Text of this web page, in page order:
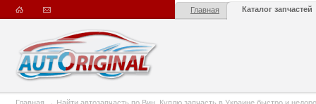
Главная Каталог запчастей